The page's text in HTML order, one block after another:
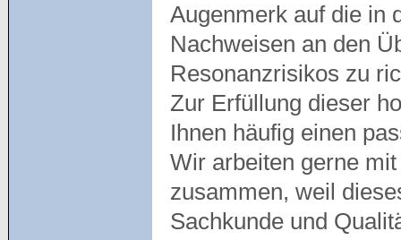
Augenmerk auf die in
Nachweisen an den
Resonanzrisikos zu
Zur Erfüllung dieser
Ihnen häufig einen
Wir arbeiten gerne
zusammen, weil
Sachkunde und